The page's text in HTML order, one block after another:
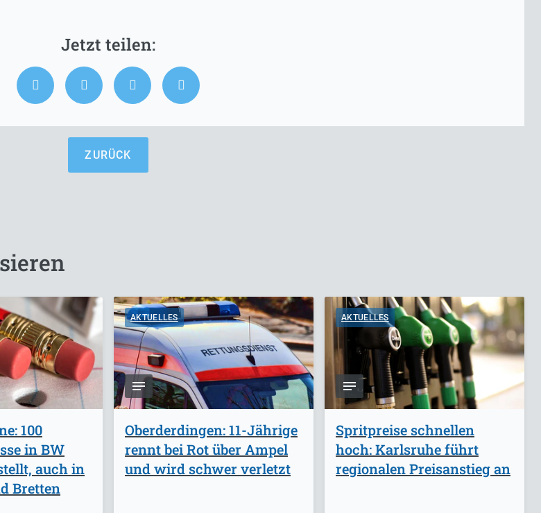
ZURÜCK
100
in BW
auch in
Bretten
AKTUELLES
Oberderdingen: 11-Jährige
rennt bei Rot über Ampel
und wird schwer verletzt
AKTUELLES
Spritpreise schnellen
hoch: Karlsruhe führt
regionalen Preisanstieg an